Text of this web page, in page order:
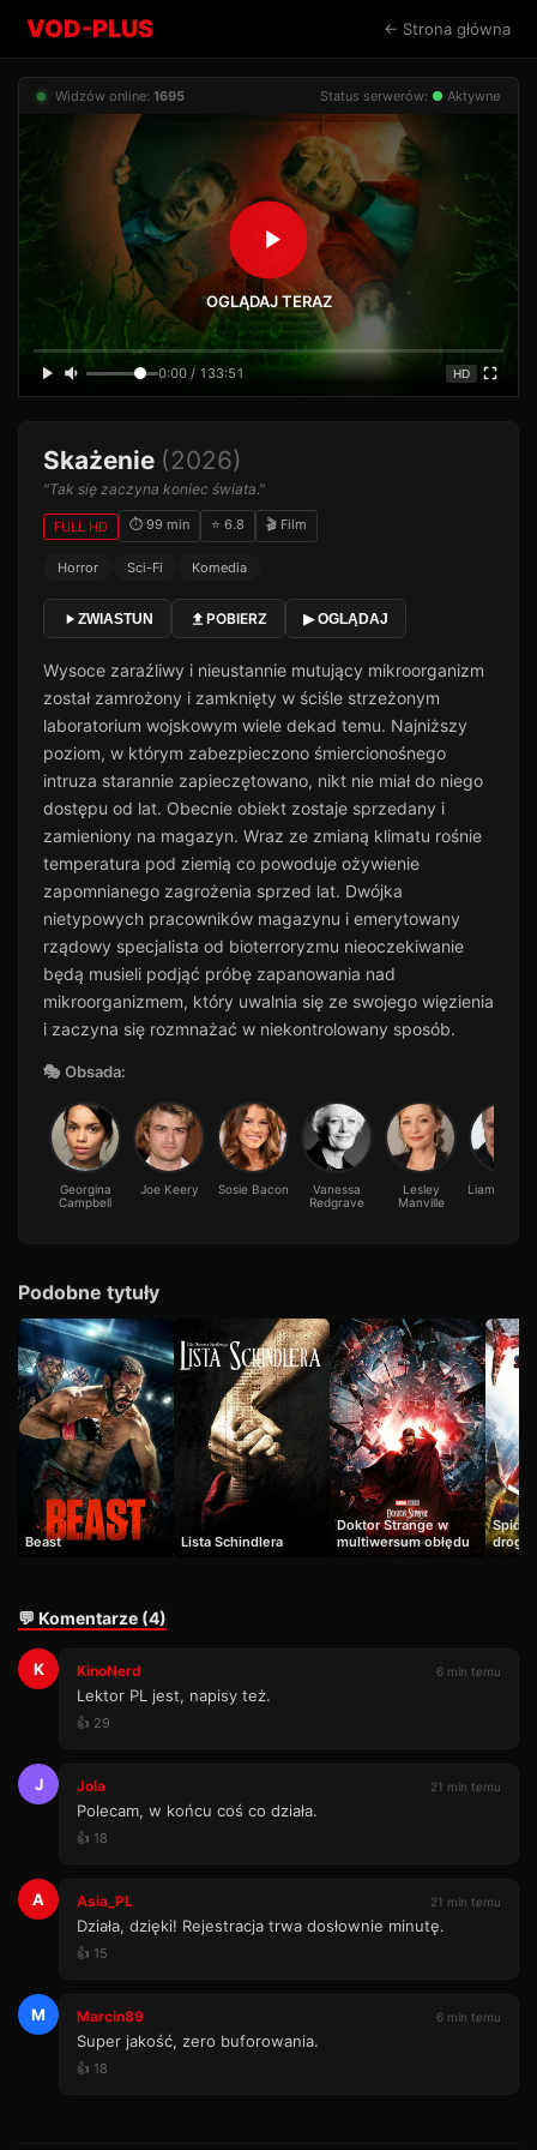
VOD-PLUS ← Strona główna
Widzów online: 1695 Status serwerów: ● Aktywne
OGLĄDAJ TERAZ
0:00 / 133:51 HD
Skażenie (2026)
"Tak się zaczyna koniec świata."
FULL HD ⏱ 99 min ⭐ 6.8 🎬 Film
Horror Sci-Fi Komedia
ZWIASTUN POBIERZ ▶ OGLĄDAJ
Wysoce zaraźliwy i nieustannie mutujący mikroorganizm
został zamrożony i zamknięty w ściśle strzeżonym
laboratorium wojskowym wiele dekad temu. Najniższy
poziom, w którym zabezpieczono śmiercionośnego
intruza starannie zapieczętowano, nikt nie miał do niego
dostępu od lat. Obecnie obiekt zostaje sprzedany i
zamieniony na magazyn. Wraz ze zmianą klimatu rośnie
temperatura pod ziemią co powoduje ożywienie
zapomnianego zagrożenia sprzed lat. Dwójka
nietypowych pracowników magazynu i emerytowany
rządowy specjalista od bioterroryzmu nieoczekiwanie
będą musieli podjąć próbę zapanowania nad
mikroorganizmem, który uwalnia się ze swojego więzienia
i zaczyna się rozmnażać w niekontrolowany sposób.
🎭 Obsada:
Georgina
Campbell
Joe Keery Sosie Bacon
Vanessa
Redgrave
Lesley
Manville
Liam
Podobne tytuły
Beast Lista Schindlera
Doktor Strange w
multiwersum obłędu
drogi
💬 Komentarze (4)
K KinoNerd 6 min temu
Lektor PL jest, napisy też.
👍 29
J Jola 21 min temu
Polecam, w końcu coś co działa.
👍 18
A Asia_PL 21 min temu
Działa, dzięki! Rejestracja trwa dosłownie minutę.
👍 15
M Marcin89 6 min temu
Super jakość, zero buforowania.
👍 18